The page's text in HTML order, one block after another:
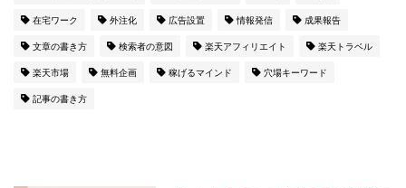
在宅ワーク 外注化 広告設置 情報発信 成果報告
文章の書き方 検索者の意図 楽天アフィリエイト 楽天トラベル
楽天市場 無料企画 稼げるマインド 穴場キーワード
記事の書き方